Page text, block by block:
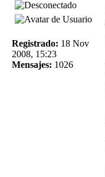
Registrado: 18 Nov
2008, 15:23
Mensajes: 1026